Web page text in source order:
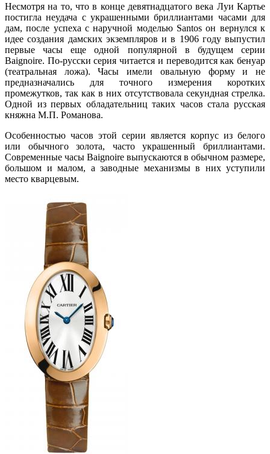
Несмотря на то, что в конце девятнадцатого века Луи Картье
постигла неудача с украшенными бриллиантами часами для
дам, после успеха с наручной моделью Santos он вернулся к
идее создания дамских экземпляров и в 1906 году выпустил
первые часы еще одной популярной в будущем серии
Baignoire. По-русски серия читается и переводится как бенуар
(театральная ложа). Часы имели овальную форму и не
предназначались для точного измерения коротких
промежутков, так как в них отсутствовала секундная стрелка.
Одной из первых обладательниц таких часов стала русская
княжна М.П. Романова.
Особенностью часов этой серии является корпус из белого
или обычного золота, часто украшенный бриллиантами.
Современные часы Baignoire выпускаются в обычном размере,
большом и малом, а заводные механизмы в них уступили
место кварцевым.